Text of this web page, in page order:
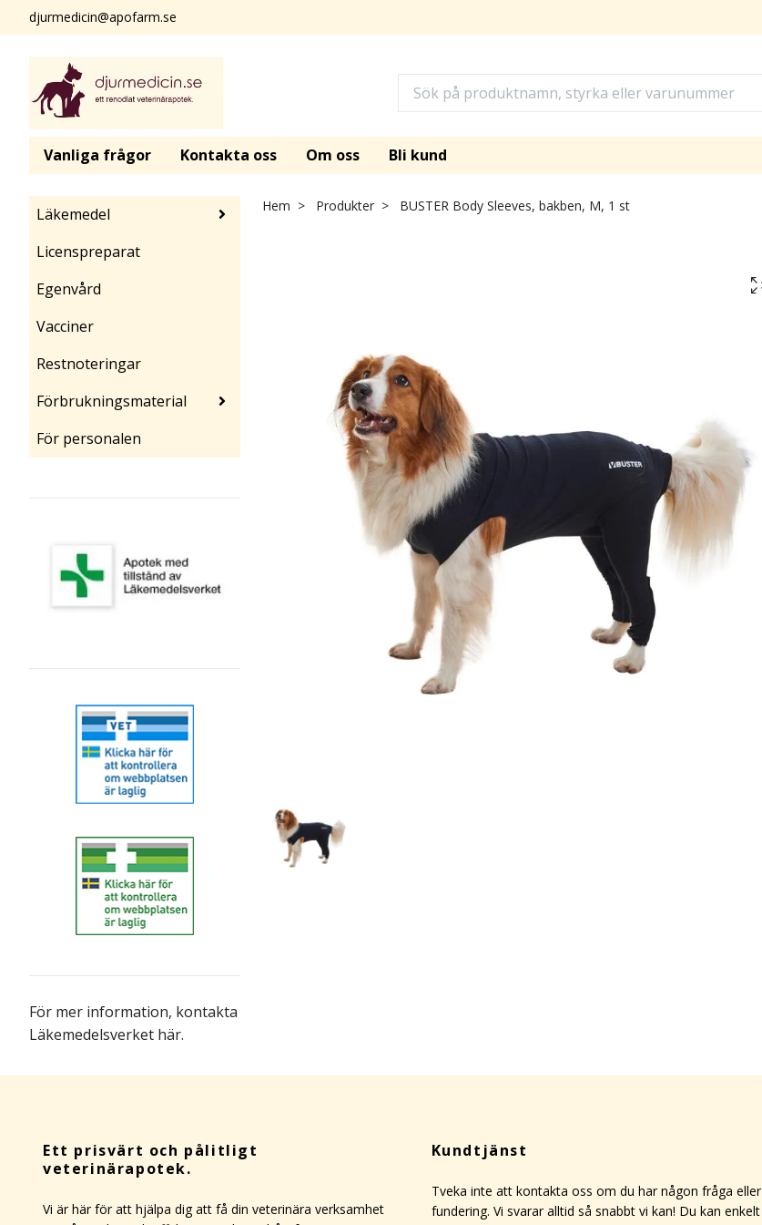
djurmedicin@apofarm.se
Vanliga frågor Kontakta oss Om oss Bli kund
Läkemedel
Licenspreparat
Egenvård
Vacciner
Restnoteringar
Förbrukningsmaterial
För personalen
För mer information, kontakta
Läkemedelsverket här.
Hem Produkter BUSTER Body Sleeves, bakben, M, 1 st
Ett prisvärt och pålitligt
veterinärapotek.
Vi är här för att hjälpa dig att få din veterinära verksamhet
Kundtjänst
Tveka inte att kontakta oss om du har någon fråga eller
fundering. Vi svarar alltid så snabbt vi kan! Du kan enkelt